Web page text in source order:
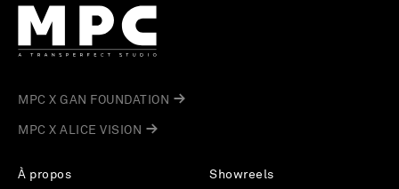
À propos Showreels
MPC X GAN FOUNDATION
MPC X ALICE VISION